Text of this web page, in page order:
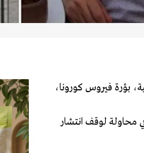
بؤرة فيروس كورونا،
محاولة لوقف انتشار